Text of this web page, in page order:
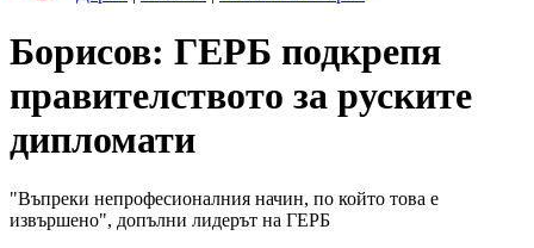
Борисов: ГЕРБ подкрепя
правителството за руските
дипломати
"Въпреки непрофесионалния начин, по който това е
извършено", допълни лидерът на ГЕРБ